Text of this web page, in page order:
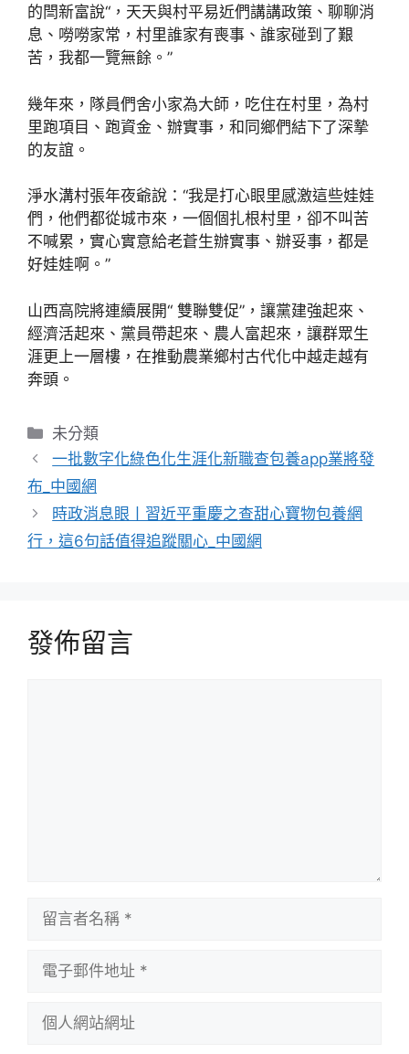
的閆新富說“，天天與村平易近們講講政策、聊聊消
息、嘮嘮家常，村里誰家有喪事、誰家碰到了艱
苦，我都一覽無餘。”
幾年來，隊員們舍小家為大師，吃住在村里，為村
里跑項目、跑資金、辦實事，和同鄉們結下了深摯
的友誼。
淨水溝村張年夜爺說：“我是打心眼里感激這些娃娃
們，他們都從城市來，一個個扎根村里，卻不叫苦
不喊累，實心實意給老蒼生辦實事、辦妥事，都是
好娃娃啊。”
山西高院將連續展開“ 雙聯雙促”，讓黨建強起來、
經濟活起來、黨員帶起來、農人富起來，讓群眾生
涯更上一層樓，在推動農業鄉村古代化中越走越有
奔頭。
分
類
未分類
一批數字化綠色化生涯化新職查包養app業將發
布_中國網
時政消息眼丨習近平重慶之查甜心寶物包養網
行，這6句話值得追蹤關心_中國網
發佈留言